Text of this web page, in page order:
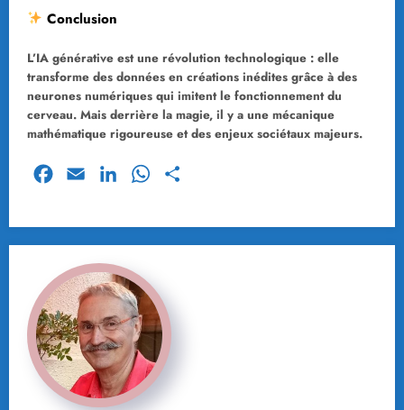
Conclusion
L’IA générative est une révolution technologique : elle
transforme des données en créations inédites grâce à des
neurones numériques qui imitent le fonctionnement du
cerveau. Mais derrière la magie, il y a une mécanique
mathématique rigoureuse et des enjeux sociétaux majeurs.
Facebook
Email LinkedInWhatsApp